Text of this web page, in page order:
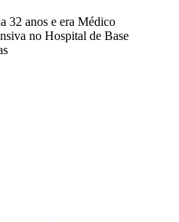
32 anos e era Médico
no Hospital de Base